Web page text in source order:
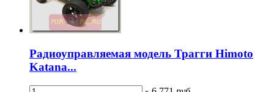
Радиоуправляемая модель Трагги Himoto
Katana...